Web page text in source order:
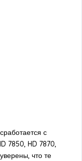
с
7850, HD 7870,
что те